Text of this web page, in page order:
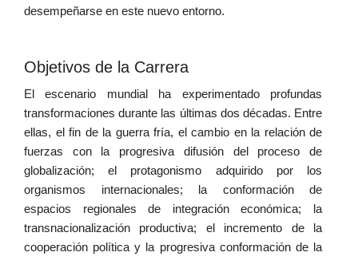
desempeñarse en este nuevo entorno.
Objetivos de la Carrera
El escenario mundial ha experimentado profundas
transformaciones durante las últimas dos décadas. Entre
ellas, el fin de la guerra fría, el cambio en la relación de
fuerzas con la progresiva difusión del proceso de
globalización; el protagonismo adquirido por los
organismos internacionales; la conformación de
espacios regionales de integración económica; la
transnacionalización productiva; el incremento de la
cooperación política y la progresiva conformación de la